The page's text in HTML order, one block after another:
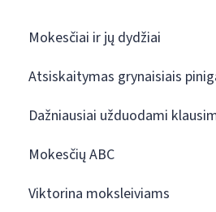
Mokesčiai ir jų dydžiai
Atsiskaitymas grynaisiais
Dažniausiai užduodami
Mokesčių ABC
Viktorina moksleiviams